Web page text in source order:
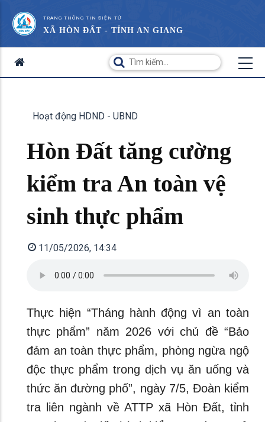
TRANG THÔNG TIN ĐIỆN TỬ
XÃ HÒN ĐẤT - TỈNH AN GIANG
Hoạt động HDND - UBND
Hòn Đất tăng cường
kiểm tra An toàn vệ
sinh thực phẩm
11/05/2026, 14:34
Thực hiện “Tháng hành động vì an toàn
thực phẩm” năm 2026 với chủ đề “Bảo
đảm an toàn thực phẩm, phòng ngừa ngộ
độc thực phẩm trong dịch vụ ăn uống và
thức ăn đường phố”, ngày 7/5, Đoàn kiểm
tra liên ngành về ATTP xã Hòn Đất, tỉnh